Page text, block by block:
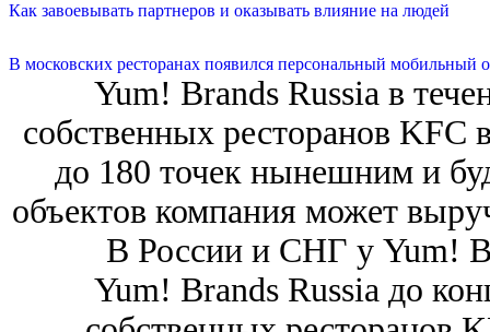
Как завоевывать партнеров и оказывать влияние на людей
В московских ресторанах появился персональный мобильный
Yum! Brands Russia в
собственных ресторанов KFC
до 180 точек нынешним и
объектов компания может
В России и СНГ у Yum!
Yum! Brands Russia до